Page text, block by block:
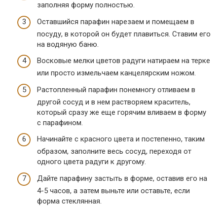
заполняя форму полностью.
Оставшийся парафин нарезаем и помещаем в
посуду, в которой он будет плавиться. Ставим его
на водяную баню.
Восковые мелки цветов радуги натираем на терке
или просто измельчаем канцелярским ножом.
Растопленный парафин понемногу отливаем в
другой сосуд и в нем растворяем краситель,
который сразу же еще горячим вливаем в форму
с парафином.
Начинайте с красного цвета и постепенно, таким
образом, заполните весь сосуд, переходя от
одного цвета радуги к другому.
Дайте парафину застыть в форме, оставив его на
4-5 часов, а затем выньте или оставьте, если
форма стеклянная.